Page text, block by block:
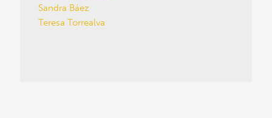
Sandra Báez
Teresa Torrealva